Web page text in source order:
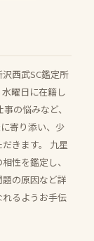
西武SC鑑定所
曜日に在籍し
の悩みなど、
寄り添い、少
きます。 九星
性を鑑定し、
の原因など詳
れるようお手伝